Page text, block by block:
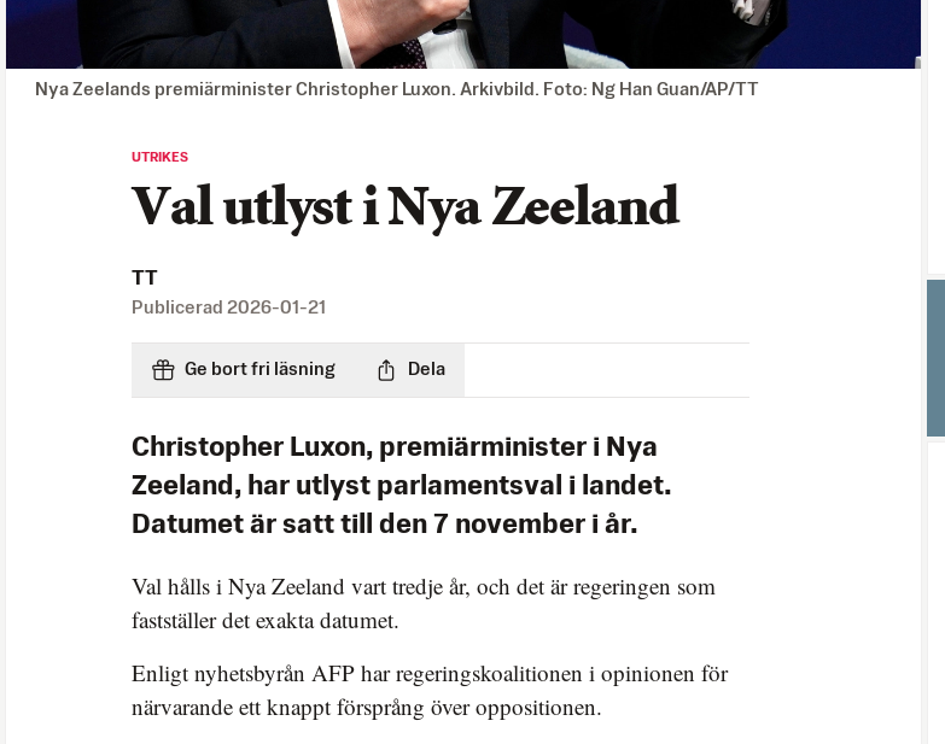
Nya Zeelands premiärminister Christopher Luxon. Arkivbild. Foto: Ng Han Guan/AP/TT
UTRIKES
Val utlyst i Nya Zeeland
TT
Publicerad 2026-01-21
Ge bort fri läsning Dela
Christopher Luxon, premiärminister i Nya
Zeeland, har utlyst parlamentsval i landet.
Datumet är satt till den 7 november i år.
Val hålls i Nya Zeeland vart tredje år, och det är regeringen som
fastställer det exakta datumet.
Enligt nyhetsbyrån AFP har regeringskoalitionen i opinionen för
närvarande ett knappt försprång över oppositionen.